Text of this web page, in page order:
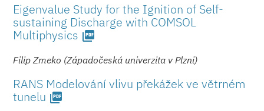
Eigenvalue Study for the Ignition of Self-
sustaining Discharge with COMSOL
Multiphysics picture_as_pdf
Filip Zmeko (Západočeská univerzita v Plzni)
RANS Modelování vlivu překážek ve větrném
tunelu picture_as_pdf